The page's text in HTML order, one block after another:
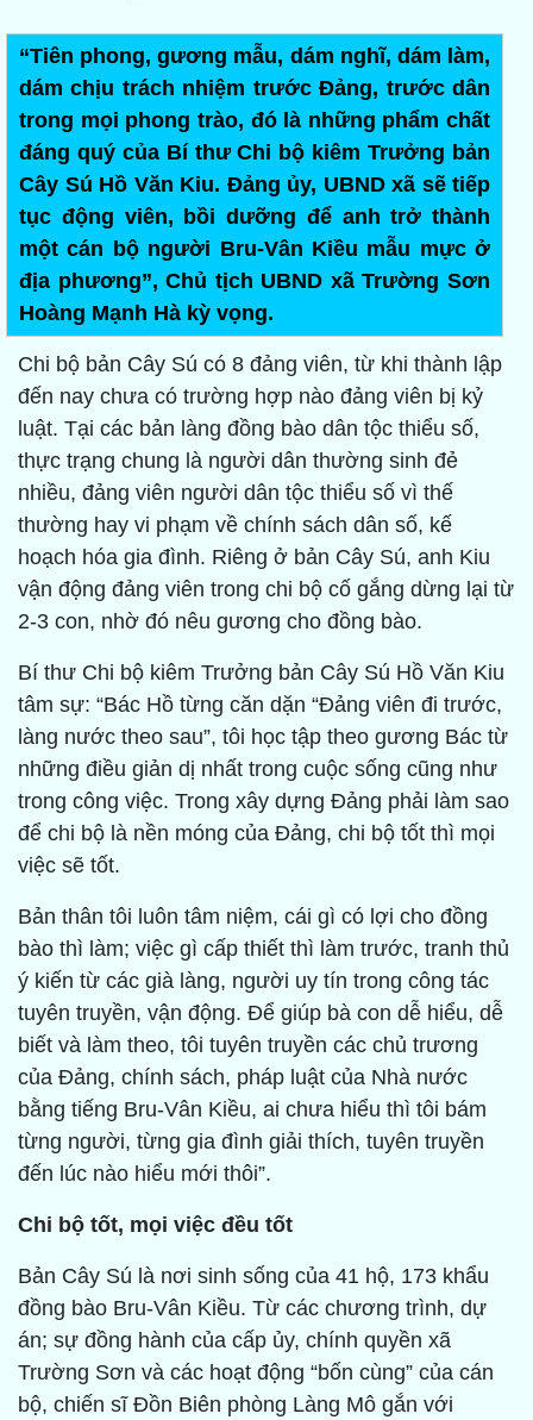
“Tiên phong, gương mẫu, dám nghĩ, dám làm,
dám chịu trách nhiệm trước Đảng, trước dân
trong mọi phong trào, đó là những phẩm chất
đáng quý của Bí thư Chi bộ kiêm Trưởng bản
Cây Sú Hồ Văn Kiu. Đảng ủy, UBND xã sẽ tiếp
tục động viên, bồi dưỡng để anh trở thành
một cán bộ người Bru-Vân Kiều mẫu mực ở
địa phương”, Chủ tịch UBND xã Trường Sơn
Hoàng Mạnh Hà kỳ vọng.
Chi bộ bản Cây Sú có 8 đảng viên, từ khi thành lập
đến nay chưa có trường hợp nào đảng viên bị kỷ
luật. Tại các bản làng đồng bào dân tộc thiểu số,
thực trạng chung là người dân thường sinh đẻ
nhiều, đảng viên người dân tộc thiểu số vì thế
thường hay vi phạm về chính sách dân số, kế
hoạch hóa gia đình. Riêng ở bản Cây Sú, anh Kiu
vận động đảng viên trong chi bộ cố gắng dừng lại từ
2-3 con, nhờ đó nêu gương cho đồng bào.
Bí thư Chi bộ kiêm Trưởng bản Cây Sú Hồ Văn Kiu
tâm sự: “Bác Hồ từng căn dặn “Đảng viên đi trước,
làng nước theo sau”, tôi học tập theo gương Bác từ
những điều giản dị nhất trong cuộc sống cũng như
trong công việc. Trong xây dựng Đảng phải làm sao
để chi bộ là nền móng của Đảng, chi bộ tốt thì mọi
việc sẽ tốt.
Bản thân tôi luôn tâm niệm, cái gì có lợi cho đồng
bào thì làm; việc gì cấp thiết thì làm trước, tranh thủ
ý kiến từ các già làng, người uy tín trong công tác
tuyên truyền, vận động. Để giúp bà con dễ hiểu, dễ
biết và làm theo, tôi tuyên truyền các chủ trương
của Đảng, chính sách, pháp luật của Nhà nước
bằng tiếng Bru-Vân Kiều, ai chưa hiểu thì tôi bám
từng người, từng gia đình giải thích, tuyên truyền
đến lúc nào hiểu mới thôi”.
Chi bộ tốt, mọi việc đều tốt
Bản Cây Sú là nơi sinh sống của 41 hộ, 173 khẩu
đồng bào Bru-Vân Kiều. Từ các chương trình, dự
án; sự đồng hành của cấp ủy, chính quyền xã
Trường Sơn và các hoạt động “bốn cùng” của cán
bộ, chiến sĩ Đồn Biên phòng Làng Mô gắn với